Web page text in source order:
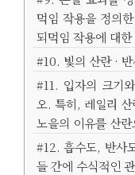
먹임 작용을 정의
되먹임 작용에 대
#10. 빛의 산란 ·
#11. 입자의 크기
오. 특히, 레일리
노을의 이유를 산
#12. 흡수도, 반사
들 간에 수식적인